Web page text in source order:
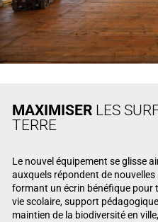
MAXIMISER LES
TERRE
Le nouvel équipement se glisse
auxquels répondent de
formant un écrin bénéfique pour
vie scolaire, support
maintien de la biodiversité en